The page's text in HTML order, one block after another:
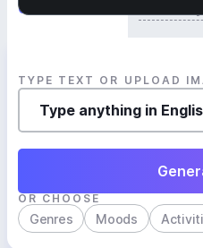
Generate Track
TYPE TEXT OR UPLOAD
OR CHOOSE
Genres Moods